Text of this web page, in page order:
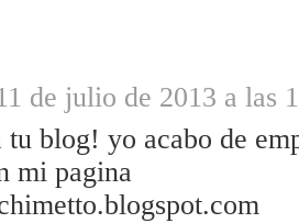
de julio de 2013 a las
tu blog! yo acabo de
mi pagina